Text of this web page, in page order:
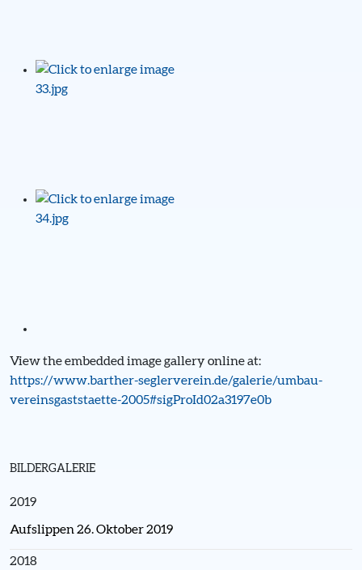
View the embedded image gallery online at:
https://www.barther-seglerverein.de/galerie/umbau-
vereinsgaststaette-2005#sigProId02a3197e0b
BILDERGALERIE
2019
Aufslippen 26. Oktober 2019
2018